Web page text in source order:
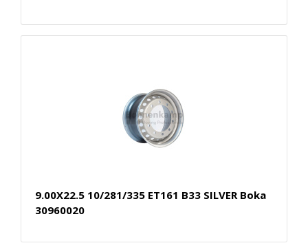
9.00X22.5 10/281/335 ET161 B33 SILVER Boka
30960020